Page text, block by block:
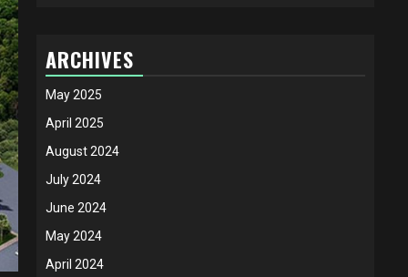
ARCHIVES
May 2025
April 2025
August 2024
July 2024
June 2024
May 2024
April 2024